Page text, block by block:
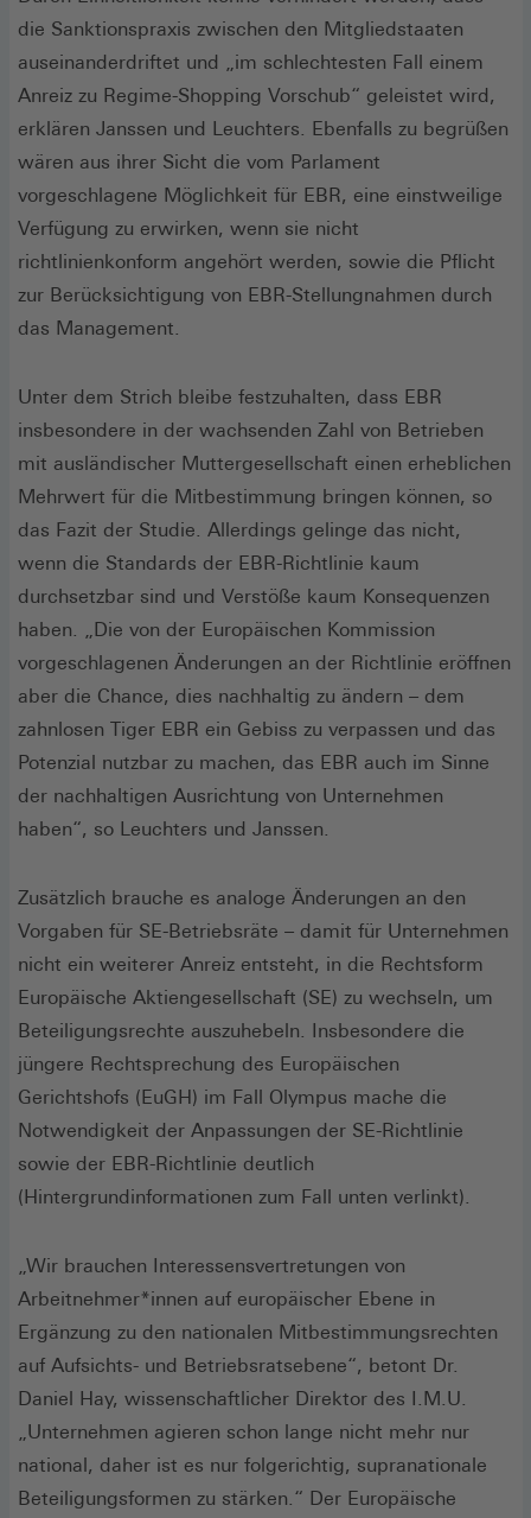
die Sanktionspraxis zwischen den Mitgliedstaaten
auseinanderdriftet und „im schlechtesten Fall einem
Anreiz zu Regime-Shopping Vorschub“ geleistet wird,
erklären Janssen und Leuchters. Ebenfalls zu begrüßen
wären aus ihrer Sicht die vom Parlament
vorgeschlagene Möglichkeit für EBR, eine einstweilige
Verfügung zu erwirken, wenn sie nicht
richtlinienkonform angehört werden, sowie die Pflicht
zur Berücksichtigung von EBR-Stellungnahmen durch
das Management.
Unter dem Strich bleibe festzuhalten, dass EBR
insbesondere in der wachsenden Zahl von Betrieben
mit ausländischer Muttergesellschaft einen erheblichen
Mehrwert für die Mitbestimmung bringen können, so
das Fazit der Studie. Allerdings gelinge das nicht,
wenn die Standards der EBR-Richtlinie kaum
durchsetzbar sind und Verstöße kaum Konsequenzen
haben. „Die von der Europäischen Kommission
vorgeschlagenen Änderungen an der Richtlinie eröffnen
aber die Chance, dies nachhaltig zu ändern – dem
zahnlosen Tiger EBR ein Gebiss zu verpassen und das
Potenzial nutzbar zu machen, das EBR auch im Sinne
der nachhaltigen Ausrichtung von Unternehmen
haben“, so Leuchters und Janssen.
Zusätzlich brauche es analoge Änderungen an den
Vorgaben für SE-Betriebsräte – damit für Unternehmen
nicht ein weiterer Anreiz entsteht, in die Rechtsform
Europäische Aktiengesellschaft (SE) zu wechseln, um
Beteiligungsrechte auszuhebeln. Insbesondere die
jüngere Rechtsprechung des Europäischen
Gerichtshofs (EuGH) im Fall Olympus mache die
Notwendigkeit der Anpassungen der SE-Richtlinie
sowie der EBR-Richtlinie deutlich
(Hintergrundinformationen zum Fall unten verlinkt).
„Wir brauchen Interessensvertretungen von
Arbeitnehmer*innen auf europäischer Ebene in
Ergänzung zu den nationalen Mitbestimmungsrechten
auf Aufsichts- und Betriebsratsebene“, betont Dr.
Daniel Hay, wissenschaftlicher Direktor des I.M.U.
„Unternehmen agieren schon lange nicht mehr nur
national, daher ist es nur folgerichtig, supranationale
Beteiligungsformen zu stärken.“ Der Europäische